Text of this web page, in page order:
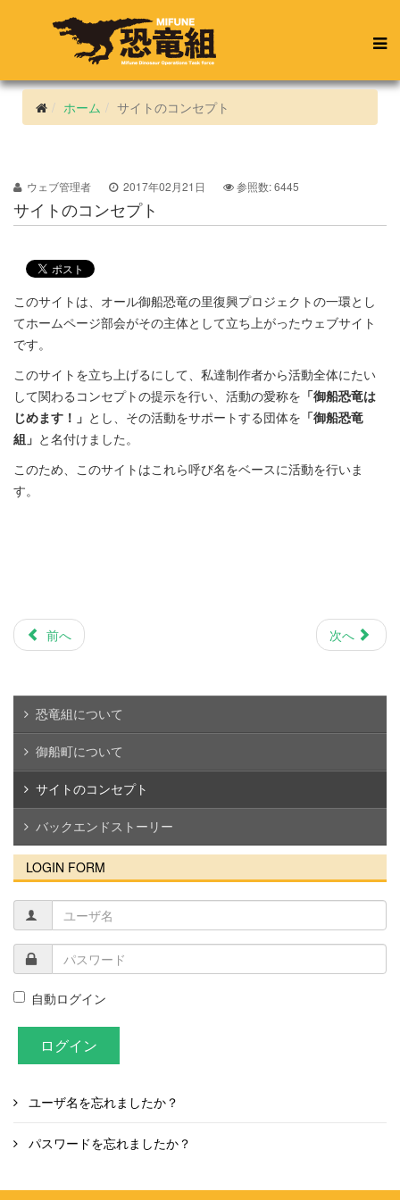
ホーム サイトのコンセプト
ウェブ管理者 2017年02月21日 参照数: 6445
サイトのコンセプト
このサイトは、オール御船恐竜の里復興プロジェクトの一環とし
てホームページ部会がその主体として立ち上がったウェブサイト
です。
このサイトを立ち上げるにして、私達制作者から活動全体にたい
して関わるコンセプトの提示を行い、活動の愛称を 「御船恐竜は
じめます！」 とし、その活動をサポートする団体を 「御船恐竜
組」 と名付けました。
このため、このサイトはこれら呼び名をベースに活動を行いま
す。
前へ 次へ
恐竜組について
御船町について
サイトのコンセプト
バックエンドストーリー
LOGIN FORM
自動ログイン
ログイン
ユーザ名を忘れましたか？
パスワードを忘れましたか？